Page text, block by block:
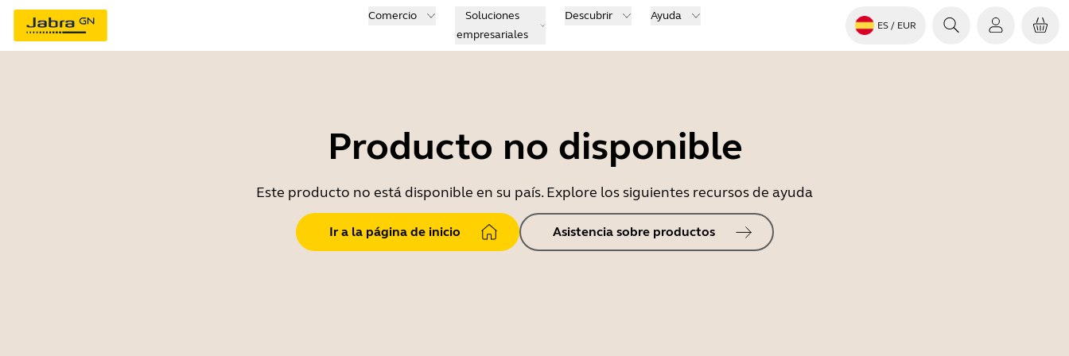
Comercio
Soluciones
empresariales
Descubrir Ayuda
ES / EUR
Producto no disponible
Este producto no está disponible en su país. Explore los siguientes recursos de ayuda
Ir a la página de inicio Asistencia sobre productos